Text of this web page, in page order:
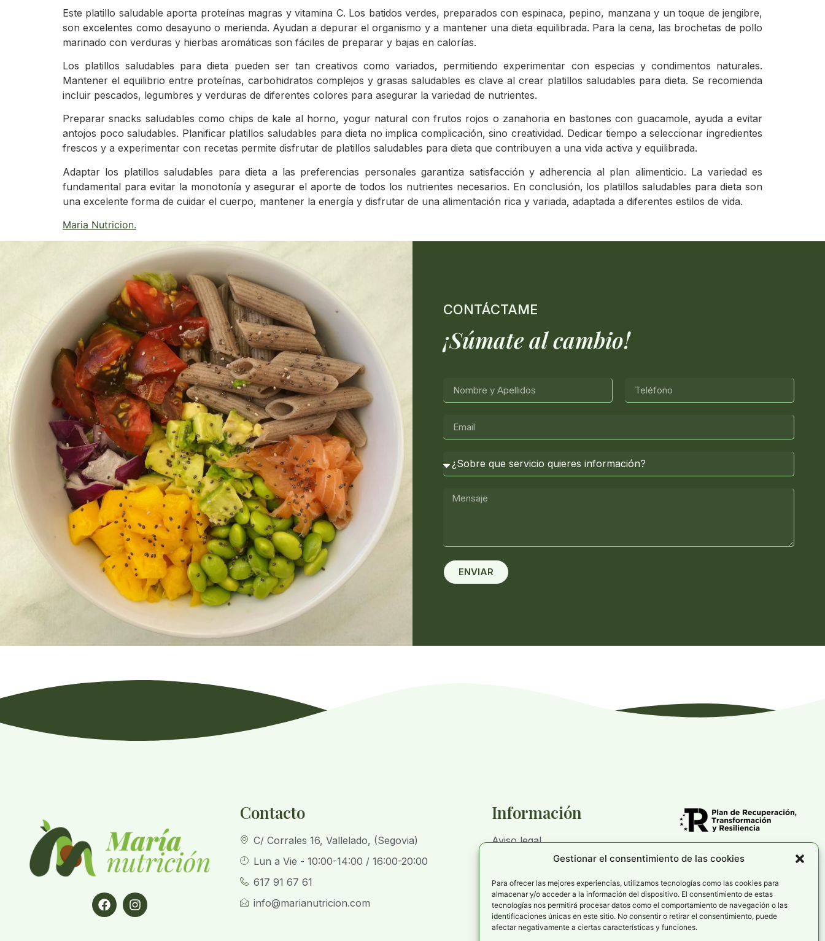
Gestionar el consentimiento de las cookies
Para ofrecer las mejores experiencias, utilizamos tecnologías como las cookies para
almacenar y/o acceder a la información del dispositivo. El consentimiento de estas
tecnologías nos permitirá procesar datos como el comportamiento de navegación o las
identificaciones únicas en este sitio. No consentir o retirar el consentimiento, puede
afectar negativamente a ciertas características y funciones.
Este platillo saludable aporta proteínas magras y vitamina C. Los batidos verdes, preparados con espinaca, pepino, manzana y un toque de jengibre,
son excelentes como desayuno o merienda. Ayudan a depurar el organismo y a mantener una dieta equilibrada. Para la cena, las brochetas de pollo
marinado con verduras y hierbas aromáticas son fáciles de preparar y bajas en calorías.
Los platillos saludables para dieta pueden ser tan creativos como variados, permitiendo experimentar con especias y condimentos naturales.
Mantener el equilibrio entre proteínas, carbohidratos complejos y grasas saludables es clave al crear platillos saludables para dieta. Se recomienda
incluir pescados, legumbres y verduras de diferentes colores para asegurar la variedad de nutrientes.
Preparar snacks saludables como chips de kale al horno, yogur natural con frutos rojos o zanahoria en bastones con guacamole, ayuda a evitar
antojos poco saludables. Planificar platillos saludables para dieta no implica complicación, sino creatividad. Dedicar tiempo a seleccionar ingredientes
frescos y a experimentar con recetas permite disfrutar de platillos saludables para dieta que contribuyen a una vida activa y equilibrada.
Adaptar los platillos saludables para dieta a las preferencias personales garantiza satisfacción y adherencia al plan alimenticio. La variedad es
fundamental para evitar la monotonía y asegurar el aporte de todos los nutrientes necesarios. En conclusión, los platillos saludables para dieta son
una excelente forma de cuidar el cuerpo, mantener la energía y disfrutar de una alimentación rica y variada, adaptada a diferentes estilos de vida.
Maria Nutricion.
CONTÁCTAME
¡Súmate al cambio!
ENVIAR
Contacto
C/ Corrales 16, Vallelado, (Segovia)
Lun a Vie - 10:00-14:00 / 16:00-20:00
617 91 67 61
info@marianutricion.com
Información
Aviso legal
Política de cookies
Política de privacidad
Declaración de accesibilidad